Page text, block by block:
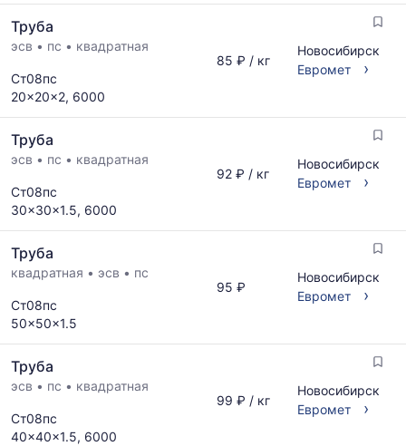
актуальным
предложениям
и
по
мере
обновления
прайс-
листов.
Труба
эсв • пс • квадратная
Ст08пс
20x20x2, 6000
85 ₽ / кг
Новосибирск
Евромет
›
Труба
эсв • пс • квадратная
Ст08пс
30x30x1.5, 6000
92 ₽ / кг
Новосибирск
Евромет
›
Труба
квадратная • эсв • пс
Ст08пс
50x50x1.5
95 ₽
Новосибирск
Евромет
›
Труба
эсв • пс • квадратная
Ст08пс
40x40x1.5, 6000
99 ₽ / кг
Новосибирск
Евромет
›